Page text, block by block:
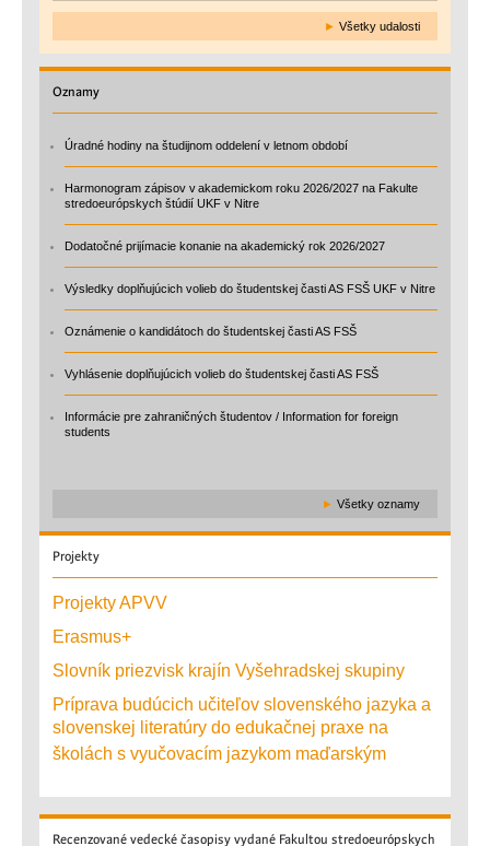
► Všetky udalosti
Oznamy
Úradné hodiny na študijnom oddelení v letnom období
Harmonogram zápisov v akademickom roku 2026/2027 na Fakulte
stredoeurópskych štúdií UKF v Nitre
Dodatočné prijímacie konanie na akademický rok 2026/2027
Výsledky doplňujúcich volieb do študentskej časti AS FSŠ UKF v Nitre
Oznámenie o kandidátoch do študentskej časti AS FSŠ
Vyhlásenie doplňujúcich volieb do študentskej časti AS FSŠ
Informácie pre zahraničných študentov / Information for foreign
students
► Všetky oznamy
Projekty
Projekty APVV
Erasmus+
Slovník priezvisk krajín Vyšehradskej skupiny
Príprava budúcich učiteľov slovenského jazyka a
slovenskej literatúry do edukačnej praxe na
školách s vyučovacím jazykom maďarským
Recenzované vedecké časopisy vydané Fakultou stredoeurópskych